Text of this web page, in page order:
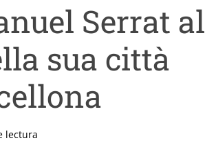
Serrat al
sua città
lectura